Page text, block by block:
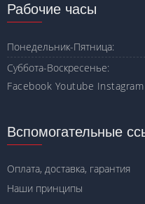
Рабочие часы
Понедельник-Пятница:
Суббота-Воскресенье:
Facebook Youtube Instagram
Вспомогательные
Оплата, доставка, гарантия
Наши принципы